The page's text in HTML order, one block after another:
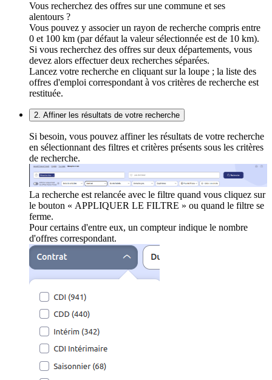
Vous recherchez des offres sur une commune et ses
alentours ?
Vous pouvez y associer un rayon de recherche compris entre
0 et 100 km (par défaut la valeur sélectionnée est de 10 km).
Si vous recherchez des offres sur deux départements, vous
devez alors effectuer deux recherches séparées.
Lancez votre recherche en cliquant sur la loupe ; la liste des
offres d'emploi correspondant à vos critères de recherche est
restituée.
2. Affiner les résultats de votre recherche
Si besoin, vous pouvez affiner les résultats de votre recherche
en sélectionnant des filtres et critères présents sous les critères
de recherche.
La recherche est relancée avec le filtre quand vous cliquez sur
le bouton « APPLIQUER LE FILTRE » ou quand le filtre se
ferme.
Pour certains d'entre eux, un compteur indique le nombre
d'offres correspondant.